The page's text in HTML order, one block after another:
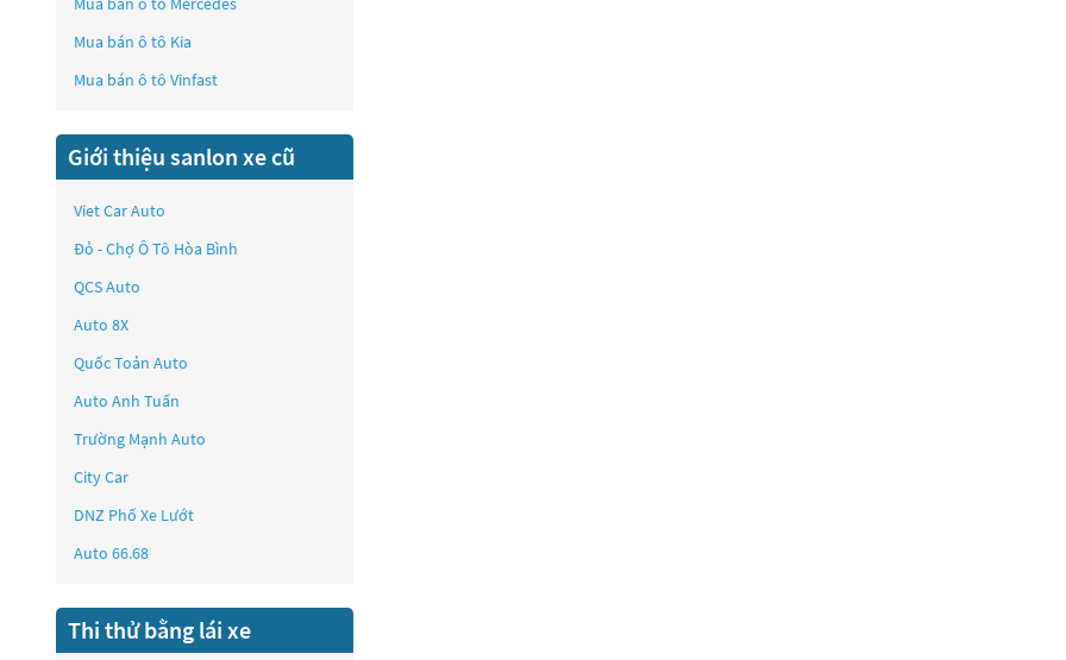
Mua bán ô tô Kia
Mua bán ô tô Vinfast
Giới thiệu sanlon xe cũ
Viet Car Auto
Đỏ - Chợ Ô Tô Hòa Bình
QCS Auto
Auto 8X
Quốc Toản Auto
Auto Anh Tuấn
Trường Mạnh Auto
City Car
DNZ Phố Xe Lướt
Auto 66.68
Thi thử bằng lái xe